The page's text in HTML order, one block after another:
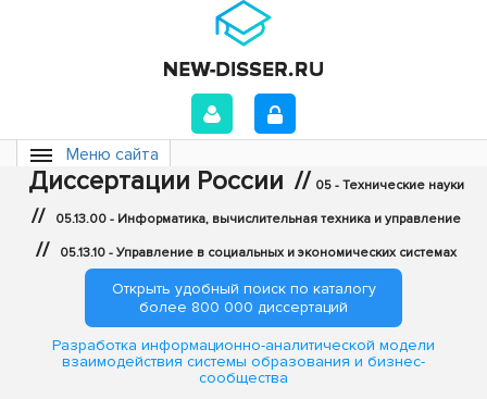
Меню сайта
Диссертации России // 05 - Технические науки
// 05.13.00 - Информатика, вычислительная техника и управление
// 05.13.10 - Управление в социальных и экономических системах
Открыть удобный поиск по каталогу
более 800 000 диссертаций
Разработка информационно-аналитической модели
взаимодействия системы образования и бизнес-
сообщества